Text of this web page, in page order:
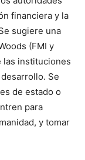
financiera y la
sugiere una
(FMI y
las instituciones
Se
de estado o
para
y tomar